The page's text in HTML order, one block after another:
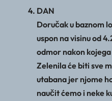
DAN
Doručak u baznom
uspon na visinu od
odmor nakon
Zelenila će biti sve
utabana jer njome
naučit ćemo i neke